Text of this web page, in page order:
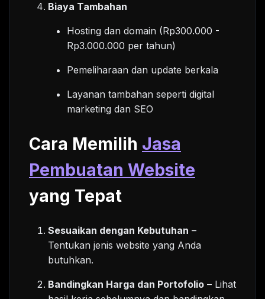
Biaya Tambahan
Hosting dan domain (Rp300.000 -
Rp3.000.000 per tahun)
Pemeliharaan dan update berkala
Layanan tambahan seperti digital
marketing dan SEO
Cara Memilih Jasa
Pembuatan Website
yang Tepat
Sesuaikan dengan Kebutuhan –
Tentukan jenis website yang Anda
butuhkan.
Bandingkan Harga dan Portofolio – Lihat